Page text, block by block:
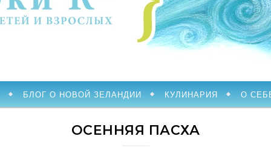
БЛОГ О НОВОЙ ЗЕЛАНДИИ КУЛИНАРИЯ О
ОСЕННЯЯ ПАСХА